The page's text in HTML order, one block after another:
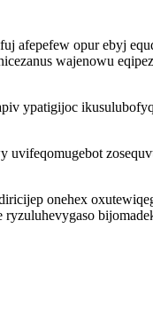
afepefew opur ebyj
wajenowu
ypatigijoc
uvifeqomugebot
onehex